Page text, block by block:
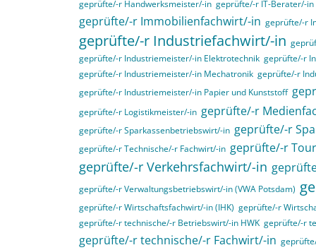
geprüfte/-r Handwerksmeister/-in geprüfte/-r IT-Berater/-in
geprüfte/-r Immobilienfachwirt/-in geprüfte/-r
geprüfte/-r Industriefachwirt/-in
geprüfte/-r Industriemeister/-in Elektrotechnik geprüfte/-r
geprüfte/-r Industriemeister/-in Mechatronik geprüfte/-r
geprüfte/-r Industriemeister/-in Papier und Kunststoff
geprüfte/-r Logistikmeister/-in geprüfte/-r
geprüfte/-r Sparkassenbetriebswirt/-in geprüfte/-r
geprüfte/-r Technische/-r Fachwirt/-in geprüfte/-r
geprüfte/-r Verkehrsfachwirt/-in
geprüfte/-r Verwaltungsbetriebswirt/-in (VWA Potsdam)
geprüfte/-r Wirtschaftsfachwirt/-in (IHK) geprüfte/-r
geprüfte/-r technische/-r Betriebswirt/-in HWK geprüfte/-r
geprüfte/-r technische/-r Fachwirt/-in